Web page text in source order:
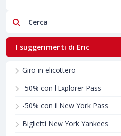
Cerca
I suggerimenti di Eric
Giro in elicottero
-50% con l'Explorer Pass
-50% con il New York Pass
Biglietti New York Yankees